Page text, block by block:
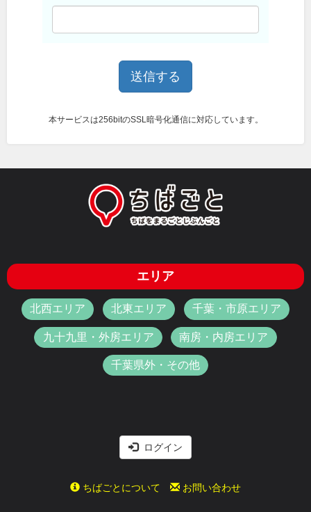
本サービスは256bitのSSL暗号化通信に対応しています。
エリア
北西エリア 北東エリア 千葉・市原エリア
九十九里・外房エリア 南房・内房エリア
千葉県外・その他
ログイン
ちばごとについて お問い合わせ